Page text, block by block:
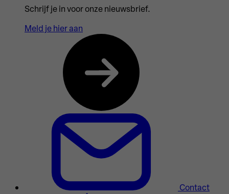
Schrijf je in voor onze nieuwsbrief.
Meld je hier aan
Contact